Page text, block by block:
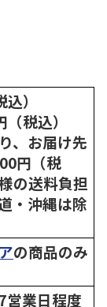
）
税込）
、お届け先
円（税
の送料負担
・沖縄は除
の商品のみ
営業日程度